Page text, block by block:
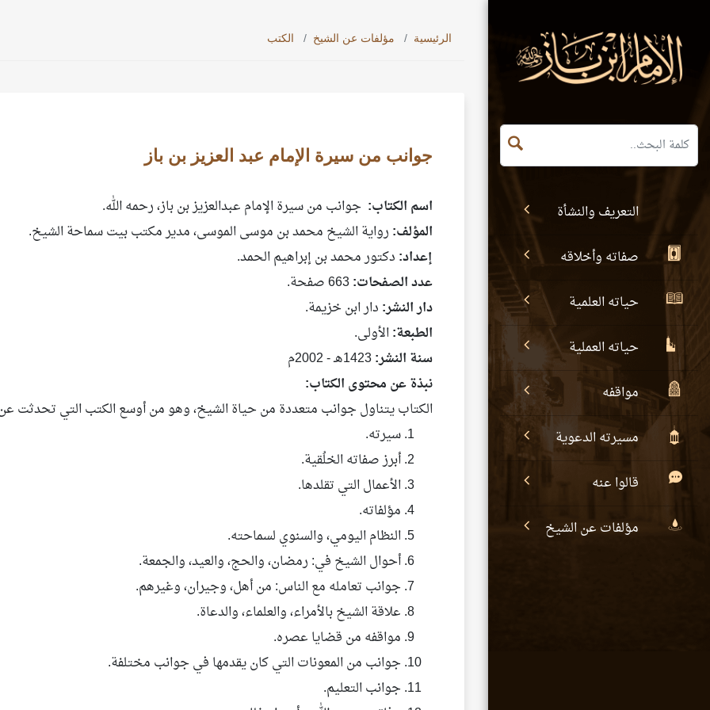
التعريف والنشأة
صفاته وأخلاقه
حياته العلمية
حياته العملية
مواقفه
مسيرته الدعوية
قالوا عنه
مؤلفات عن الشيخ
الرئيسية مؤلفات عن الشيخ الكتب
جوانب من سيرة الإمام عبد العزيز بن باز
اسم الكتاب: جوانب من سيرة الإمام عبدالعزيز بن باز، رحمه الله.
المؤلف: رواية الشيخ محمد بن موسى الموسى، مدير مكتب بيت سماحة الشيخ.
إعداد: دكتور محمد بن إبراهيم الحمد.
عدد الصفحات:663 صفحة.
دار النشر: دار ابن خزيمة.
الطبعة:الأولى.
سنة النشر:
نبذة عن محتوى الكتاب:
الكتاب يتناول جوانب متعددة من حياة الشيخ، وهو من أوسع الكتب التي تحدثت
سيرته.
أبرز صفاته الخلُقية.
الأعمال التي تقلدها.
مؤلفاته.
النظام اليومي، والسنوي لسماحته.
أحوال الشيخ في: رمضان، والحج، والعيد، والجمعة.
جوانب تعامله مع الناس: من أهل، وجيران، وغيرهم.
علاقة الشيخ بالأمراء، والعلماء، والدعاة.
مواقفه من قضايا عصره.
جوانب من المعونات التي كان يقدمها في جوانب مختلفة.
جوانب التعليم.